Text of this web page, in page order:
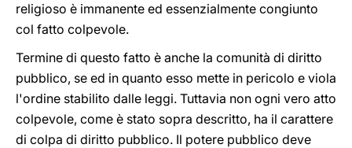
religioso è immanente ed essenzialmente congiunto
col fatto colpevole.
Termine di questo fatto è anche la comunità di diritto
pubblico, se ed in quanto esso mette in pericolo e viola
l'ordine stabilito dalle leggi. Tuttavia non ogni vero atto
colpevole, come è stato sopra descritto, ha il carattere
di colpa di diritto pubblico. Il potere pubblico deve